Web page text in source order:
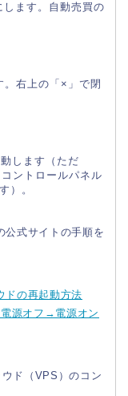
ます。自動売買の
右上の「×」で閉
します（ただ
ントロールパネル
）。
公式サイトの手順を
ドの再起動方法
源オフ→電源オン
ド（VPS）のコン